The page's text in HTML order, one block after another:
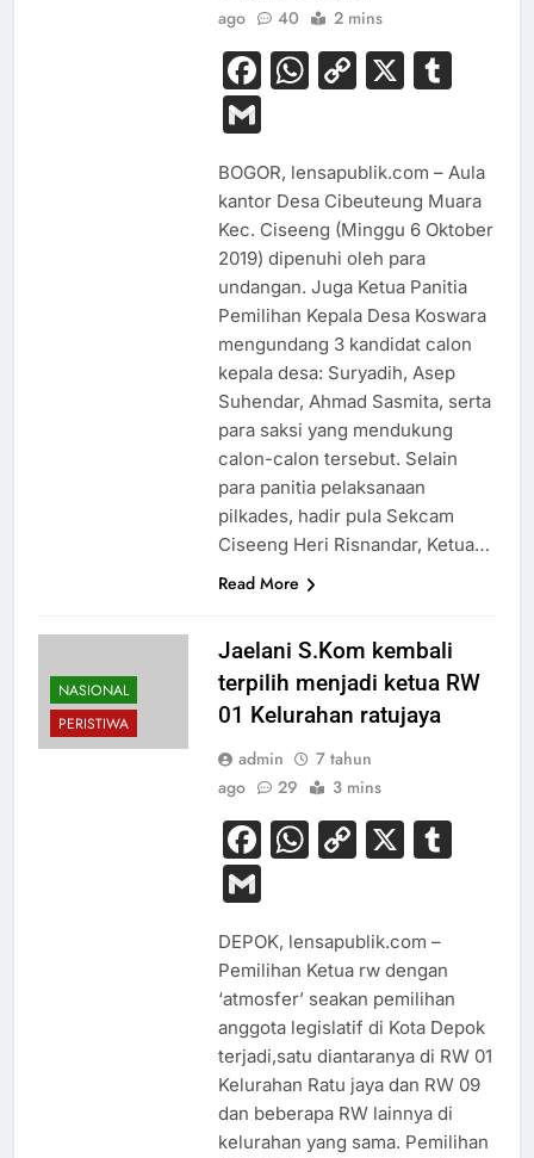
ago
40 2 mins
Facebook
WhatsApp
Copy
X
Gmail
BOGOR, lensapublik.com – Aula
kantor Desa Cibeuteung Muara
Kec. Ciseeng (Minggu 6 Oktober
2019) dipenuhi oleh para
undangan. Juga Ketua Panitia
Pemilihan Kepala Desa Koswara
mengundang 3 kandidat calon
kepala desa: Suryadih, Asep
Suhendar, Ahmad Sasmita, serta
para saksi yang mendukung
calon-calon tersebut. Selain
para panitia pelaksanaan
pilkades, hadir pula Sekcam
Ciseeng Heri Risnandar, Ketua…
Read More
NASIONAL
PERISTIWA
Jaelani S.Kom kembali
terpilih menjadi ketua RW
01 Kelurahan ratujaya
admin
7 tahun
ago
29 3 mins
Facebook
WhatsApp
Copy
X
Gmail
DEPOK, lensapublik.com –
Pemilihan Ketua rw dengan
‘atmosfer’ seakan pemilihan
anggota legislatif di Kota Depok
terjadi,satu diantaranya di RW 01
Kelurahan Ratu jaya dan RW 09
dan beberapa RW lainnya di
kelurahan yang sama. Pemilihan